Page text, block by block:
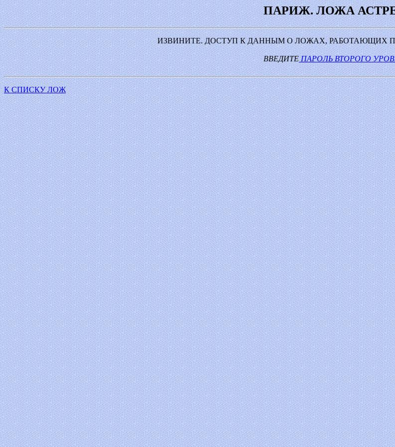
ПАРИЖ. ЛОЖА
ИЗВИНИТЕ. ДОСТУП К ДАННЫМ О ЛОЖАХ, РАБОТАЮЩИХ
ВВЕДИТЕПАРОЛЬ ВТОРОГО
К СПИСКУ ЛОЖ